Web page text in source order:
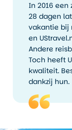
In 2016
28 dagen
vakantie bij
en
Andere
Toch heeft
kwaliteit.
dankzij hun.